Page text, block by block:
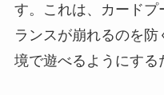
す。これは、カード
ランスが崩れるのを
境で遊べるようにする